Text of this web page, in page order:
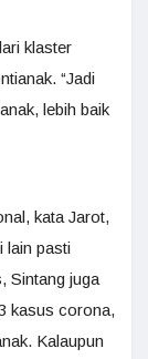
klaster
“Jadi
lebih baik
kata Jarot,
lain pasti
Sintang juga
kasus corona,
Kalaupun